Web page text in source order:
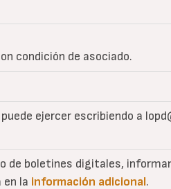
condición de asociado.
ejercer escribiendo a
de boletines digitales,
en la información adicional.